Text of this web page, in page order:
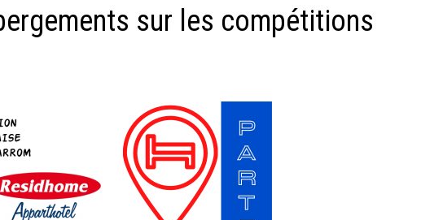
sur les compétitions